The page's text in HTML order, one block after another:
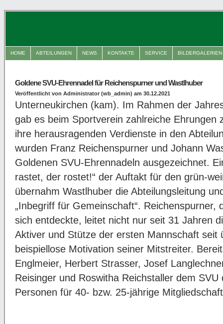
HOME ABTEILUNGEN NEWS KONTAKTE SERVICE BILDERGALERIEN
Goldene SVU-Ehrennadel für Reichenspurner und Wastlhuber
Veröffentlicht von Administrator (wb_admin) am 30.12.2021
Unterneukirchen (kam). Im Rahmen der
gab es beim Sportverein zahlreiche Ehrungen
ihre herausragenden Verdienste in den
wurden Franz Reichenspurner und Johann
Goldenen SVU-Ehrennadeln ausgezeichnet.
rastet, der rostet!“ der Auftakt für den grün-
übernahm Wastlhuber die Abteilungsleitung
„Inbegriff für Gemeinschaft“.
sich entdeckte, leitet nicht nur seit 31 Jahren
Aktiver und Stütze der ersten Mannschaft seit
beispiellose Motivation seiner Mitstreiter.
Englmeier, Herbert Strasser, Josef
Reisinger und Roswitha Reichstaller dem
Personen für 40- bzw. 25-jährige